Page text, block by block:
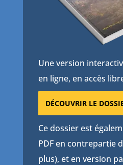
Une version
en ligne, en accès
DÉCOUVRIR LE
Ce dossier est
PDF en contrepartie
plus), et en version